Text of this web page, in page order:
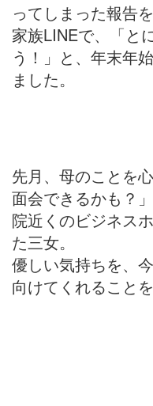
ってしまった報告を
家族LINEで、「と
う！」と、年末年
ました。
先月、母のことを
面会できるかも？
院近くのビジネス
た三女。
優しい気持ちを、
向けてくれること